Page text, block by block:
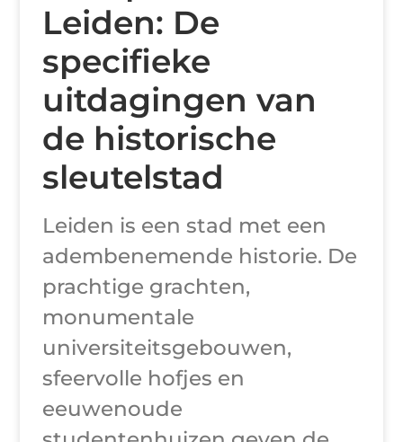
Leiden: De
specifieke
uitdagingen van
de historische
sleutelstad
Leiden is een stad met een
adembenemende historie. De
prachtige grachten,
monumentale
universiteitsgebouwen,
sfeervolle hofjes en
eeuwenoude